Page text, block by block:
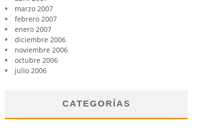
marzo 2007
febrero 2007
enero 2007
diciembre 2006
noviembre 2006
octubre 2006
julio 2006
CATEGORÍAS